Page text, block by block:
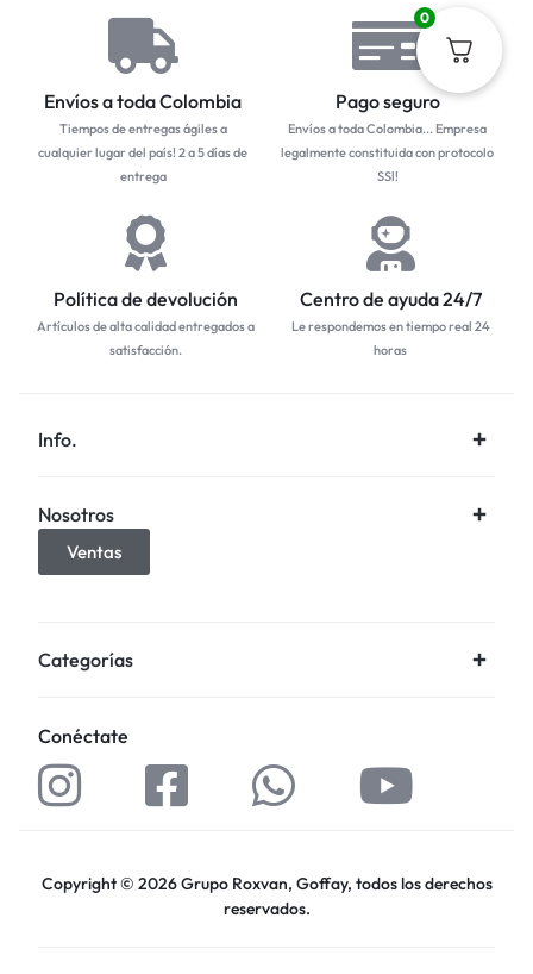
Envíos a toda Colombia
Tiempos de entregas ágiles a
cualquier lugar del país! 2 a 5 días de
entrega
Pago seguro
Envíos a toda Colombia... Empresa
legalmente constituida con protocolo
SSl!
Política de devolución
Artículos de alta calidad entregados a
satisfacción.
Centro de ayuda 24/7
Le respondemos en tiempo real 24
horas
Info.
Nosotros
Ventas
Categorías
Conéctate
Copyright © 2026 Grupo Roxvan, Goffay, todos los derechos
reservados.
0